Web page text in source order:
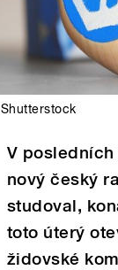
Shutterstock
V
nový český
studoval,
toto úterý
židovské